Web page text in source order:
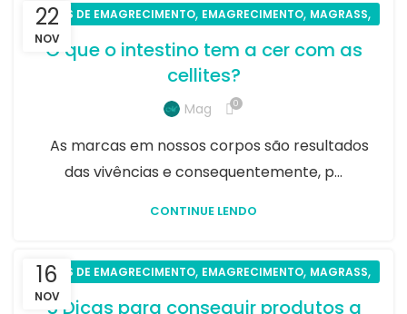
22
NOV
DICAS DE EMAGRECIMENTO, EMAGRECIMENTO, MAGRASS,
O que o intestino tem a cer com as
cellites?
Mag 0
As marcas em nossos corpos são resultados
das vivências e consequentemente, p...
CONTINUE LENDO
16
NOV
DICAS DE EMAGRECIMENTO, EMAGRECIMENTO, MAGRASS,
5 Dicas para conseguir produtos a